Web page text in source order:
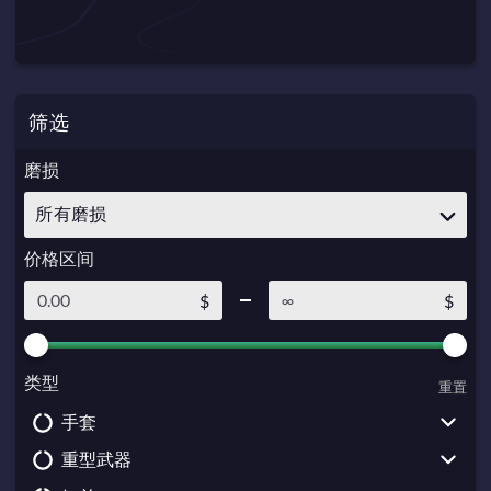
筛选
磨损
所有磨损
价格区间
$ $
类型 重置
手套
Driver Gloves
重型武器